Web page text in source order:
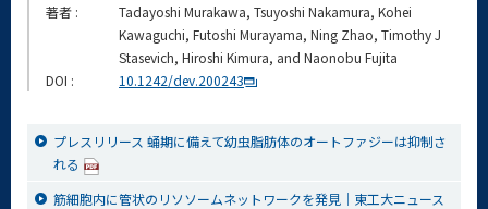
著者 :
Tadayoshi Murakawa, Tsuyoshi Nakamura, Kohei
Kawaguchi, Futoshi Murayama, Ning Zhao, Timothy J
Stasevich, Hiroshi Kimura, and Naonobu Fujita
DOI :
10.1242/dev.200243
プレスリリース 蛹期に備えて幼虫脂肪体のオートファジーは抑制さ
れる
筋細胞内に管状のリソソームネットワークを発見｜東工大ニュース